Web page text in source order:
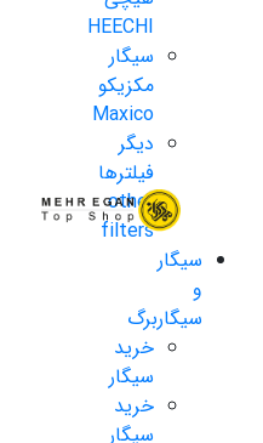
HEECHI
سیگار
مکزیکو
Maxico
دیگر
فیلترها
other
filters
سیگار
و
سیگاربرگ
خرید
سیگار
خرید
سیگار